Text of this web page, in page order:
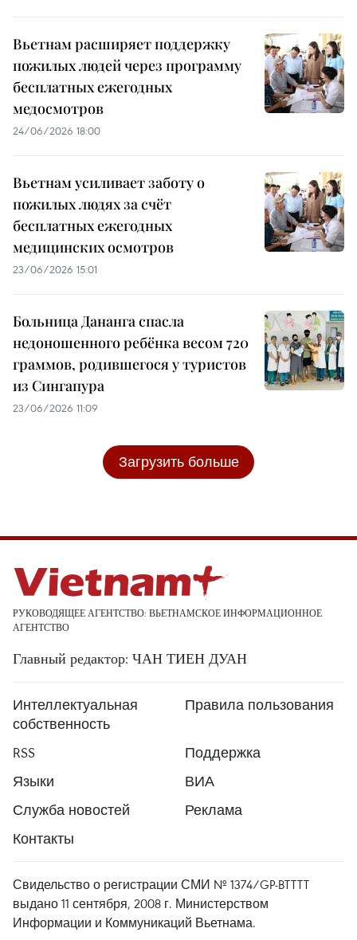
Вьетнам расширяет поддержку
пожилых людей через программу
бесплатных ежегодных
медосмотров
24/06/2026 18:00
Вьетнам усиливает заботу о
пожилых людях за счёт
бесплатных ежегодных
медицинских осмотров
23/06/2026 15:01
Больница Дананга спасла
недоношенного ребёнка весом 720
граммов, родившегося у туристов
из Сингапура
23/06/2026 11:09
Загрузить больше
РУКОВОДЯЩЕЕ АГЕНТСТВО: ВЬЕТНАМСКОЕ ИНФОРМАЦИОННОЕ
АГЕНТСТВО
Главный редактор: ЧАН ТИЕН ДУАН
Интеллектуальная
собственность
Правила пользования
RSS
Поддержка
Языки
ВИА
Служба новостей
Реклама
Контакты
Свидельство о регистрации СМИ № 1374/GP-BTTTT
выдано 11 сентября, 2008 г. Министерством
Информации и Коммуникаций Вьетнама.